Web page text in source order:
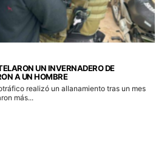
UN INVERNADERO DE
A UN HOMBRE
realizó un allanamiento tras un mes
más...